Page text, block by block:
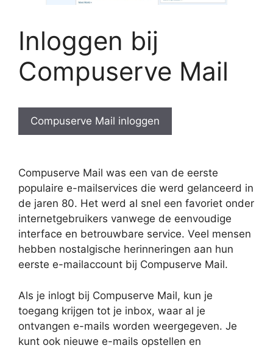
Inloggen bij
Compuserve Mail
Compuserve Mail inloggen
Compuserve Mail was een van de eerste
populaire e-mailservices die werd gelanceerd in
de jaren 80. Het werd al snel een favoriet onder
internetgebruikers vanwege de eenvoudige
interface en betrouwbare service. Veel mensen
hebben nostalgische herinneringen aan hun
eerste e-mailaccount bij Compuserve Mail.
Als je inlogt bij Compuserve Mail, kun je
toegang krijgen tot je inbox, waar al je
ontvangen e-mails worden weergegeven. Je
kunt ook nieuwe e-mails opstellen en